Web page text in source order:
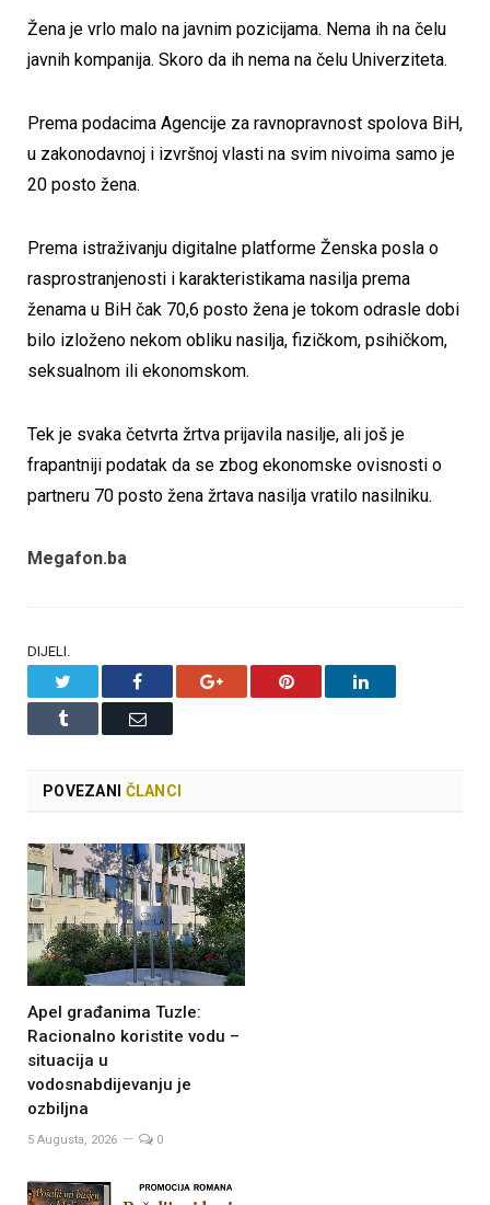
Žena je vrlo malo na javnim pozicijama. Nema ih na čelu
javnih kompanija. Skoro da ih nema na čelu Univerziteta.
Prema podacima Agencije za ravnopravnost spolova BiH,
u zakonodavnoj i izvršnoj vlasti na svim nivoima samo je
20 posto žena.
Prema istraživanju digitalne platforme Ženska posla o
rasprostranjenosti i karakteristikama nasilja prema
ženama u BiH čak 70,6 posto žena je tokom odrasle dobi
bilo izloženo nekom obliku nasilja, fizičkom, psihičkom,
seksualnom ili ekonomskom.
Tek je svaka četvrta žrtva prijavila nasilje, ali još je
frapantniji podatak da se zbog ekonomske ovisnosti o
partneru 70 posto žena žrtava nasilja vratilo nasilniku.
Megafon.ba
DIJELI.
Facebook Google+ Pinterest LinkedIn
Tumblr Email
POVEZANI ČLANCI
Apel građanima Tuzle:
Racionalno koristite vodu –
situacija u
vodosnabdijevanju je
ozbiljna
5 Augusta, 2026 0